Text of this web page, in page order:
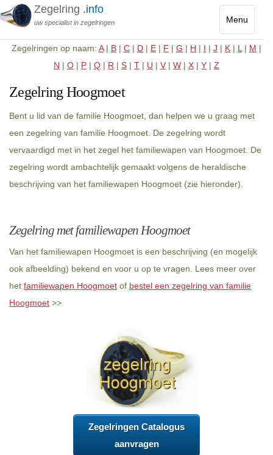
Menu
Toggle
Zegelring .info
uw specialist in zegelringen
Zegelringen op naam: A| B | C | D | E | F | G | H | I | J | K | L | M |
N | O | P | Q | R | S | T | U | V | W | X | Y | Z
Zegelring Hoogmoet
Bent u lid van de familie Hoogmoet, dan helpen we u graag met
een zegelring van familie Hoogmoet. De zegelring wordt
vervaardigd met in het zegel het familiewapen van Hoogmoet. De
zegelring wordt ambachtelijk gemaakt volgens de heraldische
beschrijving van het familiewapen Hoogmoet (zie hieronder).
Zegelring met familiewapen Hoogmoet
Van het familiewapen Hoogmoet is een beschrijving (en mogelijk
ook afbeelding) bekend en voor u op te vragen. Lees meer over
het familiewapen Hoogmoet of bestel een zegelring van familie
Hoogmoet >>
Zegelringen Catalogus
aanvragen